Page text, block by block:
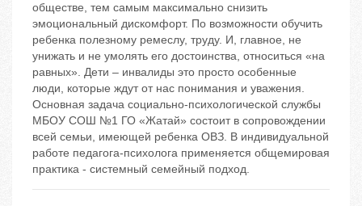
обществе, тем самым максимально снизить
эмоциональный дискомфорт. По возможности обучить
ребенка полезному ремеслу, труду. И, главное, не
унижать и не умолять его достоинства, относиться «на
равных». Дети – инвалиды это просто особенные
люди, которые ждут от нас понимания и уважения.
Основная задача социально-психологической службы
МБОУ СОШ №1 ГО «Жатай» состоит в сопровождении
всей семьи, имеющей ребенка ОВЗ. В индивидуальной
работе педагога-психолога применяется общемировая
практика - системный семейный подход.